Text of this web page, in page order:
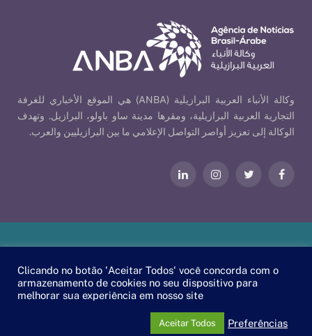
وكالة الأنباء العربية البرازيلية (ANBA) هي الموقع الأخباري للغرفة
التجارية العربية البرازيلية، ومقرها مدينة ساو باولو، البرازيل. وتهدف
الوكالة إلى تعزيز أواصر التواصل الإعلامي ما بين البرازيليين والعرب.
فيسبوكتويتر الانستغراملينكدإن
EscaEsco
.
Clicando no botão 'Aceitar Todos' você concorda com o
armazenamento de cookies no seu dispositivo para
melhorar sua experiência em nosso site
Preferências
Aceitar Todos
PT
EN